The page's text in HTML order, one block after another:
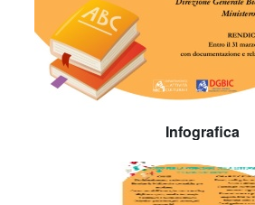
Infografica